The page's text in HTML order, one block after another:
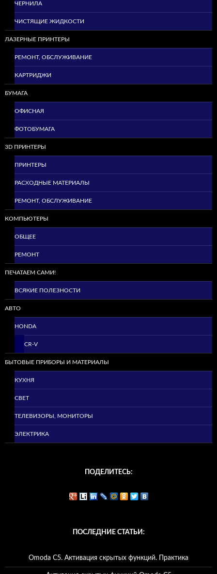
ЧЕРНИЛА
ЧИСТЯЩИЕ ЖИДКОСТИ
ЛАЗЕРНЫЕ ПРИНТЕРЫ
РЕМОНТ, ОБСЛУЖИВАНИЕ
КАРТРИДЖИ
БУМАГА
ОФИСНАЯ
ФОТОБУМАГА
3D ПРИНТЕРЫ
ПРИНТЕРЫ
РАСХОДНЫЕ МАТЕРИАЛЫ
РЕМОНТ, ОБСЛУЖИВАНИЕ
КОМПЬЮТЕРЫ
ОБЩЕЕ
РЕМОНТ
ПЕЧАТАЕМ САМИ!
ВСЯКИЕ ПОЛЕЗНОСТИ
АВТО
HONDA
CR-V
БЫТОВЫЕ ПРИБОРЫ И МАТЕРИАЛЫ
КУХНЯ
СВЕТ
ТЕЛЕВИЗОРЫ, МОНИТОРЫ
ЭЛЕКТРИКА
ПОДЕЛИТЕСЬ:
ПОСЛЕДНИЕ СТАТЬИ:
Omoda C5. Активация скрытых функций. Практика